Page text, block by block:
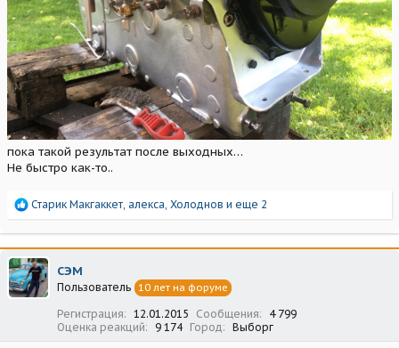
пока такой результат после выходных…
Не быстро как-то..
Р
а
к
ц
и
и
Старик Макгаккет, алекса, Холоднов и еще 2
СЭМ
Пользователь 10 лет на форуме
Регистрация 12.01.2015 Сообщения
4 799
Оценка реакций
9 174 Город Выборг